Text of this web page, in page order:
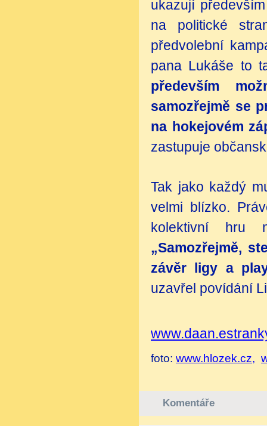
ukazují
na politické
předvolební
pana Lukáše to
především
samozřejmě se
na hokejovém
zastupuje
Tak jako každý
velmi blízko.
kolektivní hru
„Samozřejmě,
závěr ligy a
uzavřel povídání
foto: www.hlozek.cz,
Komentáře